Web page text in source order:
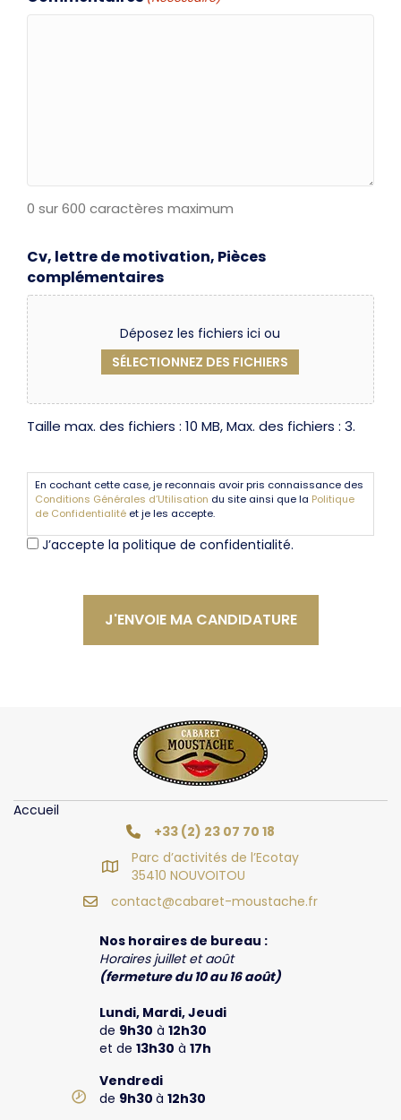
0 sur 600 caractères maximum
Cv, lettre de motivation, Pièces
complémentaires
Déposez les fichiers ici ou
SÉLECTIONNEZ DES FICHIERS
Taille max. des fichiers : 10 MB, Max. des fichiers : 3.
En
cochant
cette
case,
je
que
Confidentialité
(Nécessaire)
En cochant cette case, je reconnais avoir pris connaissance des
Conditions Générales d’Utilisation du site ainsi que la Politique
de Confidentialité et je les accepte.
J’accepte la politique de confidentialité.
Accueil
+33 (2) 23 07 70 18
Parc d’activités de l’Ecotay
35410 NOUVOITOU
contact@cabaret-moustache.fr
Nos horaires de bureau :
Horaires juillet et août
(fermeture du 10 au 16 août)
Lundi, Mardi, Jeudi
de 9h30 à 12h30
et de 13h30 à 17h
Vendredi
de 9h30 à 12h30